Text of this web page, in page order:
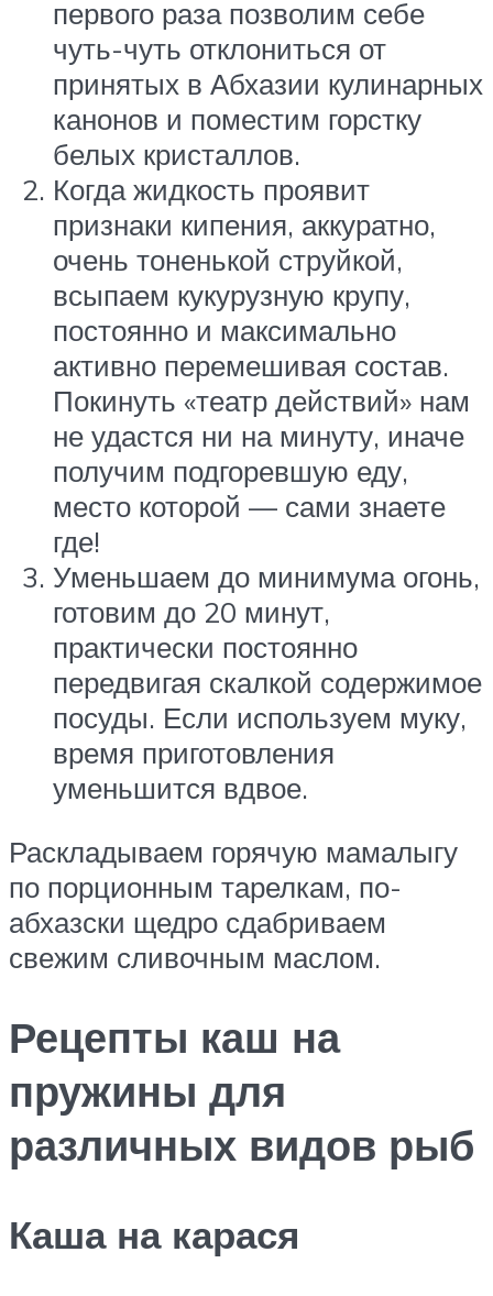
первого раза позволим себе
чуть-чуть отклониться от
принятых в Абхазии кулинарных
канонов и поместим горстку
белых кристаллов.
Когда жидкость проявит
признаки кипения, аккуратно,
очень тоненькой струйкой,
всыпаем кукурузную крупу,
постоянно и максимально
активно перемешивая состав.
Покинуть «театр действий» нам
не удастся ни на минуту, иначе
получим подгоревшую еду,
место которой — сами знаете
где!
Уменьшаем до минимума огонь,
готовим до 20 минут,
практически постоянно
передвигая скалкой содержимое
посуды. Если используем муку,
время приготовления
уменьшится вдвое.
Раскладываем горячую мамалыгу
по порционным тарелкам, по-
абхазски щедро сдабриваем
свежим сливочным маслом.
Рецепты каш на
пружины для
различных видов рыб
Каша на карася